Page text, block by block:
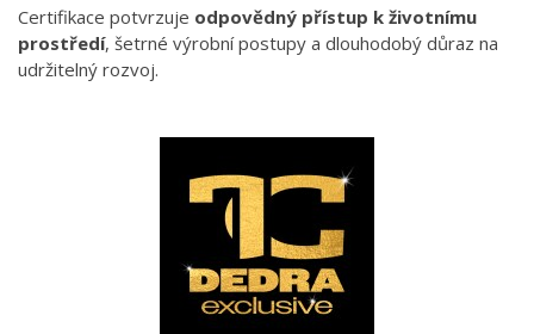
Certifikace potvrzuje odpovědný přístup k životnímu
prostředí, šetrné výrobní postupy a dlouhodobý důraz na
udržitelný rozvoj.